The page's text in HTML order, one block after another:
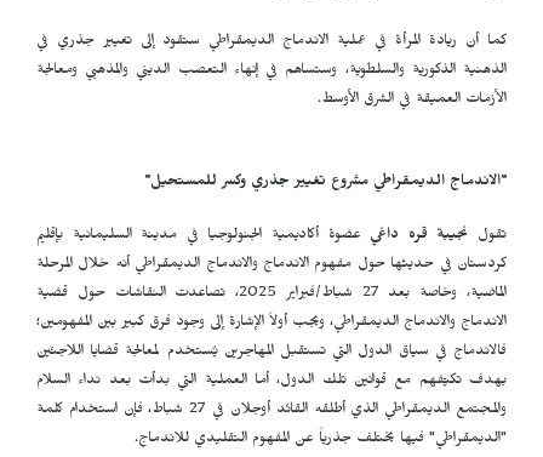
كما أن ريادة المرأة في عملية الاندماج الديمقراطي ستقود إلى تغيير جذري في
الذهنية الذكورية والسلطوية، وستساهم في إنهاء التعصب الديني والمذهبي ومعالجة
الأزمات العميقة في الشرق الأوسط.
"الاندماج الديمقراطي مشروع تغيير جذري وكسر للمستحيل"
تقول نجيبة قره داغي عضوة أكاديمية الجنولوجيا في مدينة السليمانية بإقليم
كردستان في حديثها حول مفهوم الاندماج والاندماج الديمقراطي أنه خلال المرحلة
الماضية، وخاصة بعد 27 شباط/فبراير 2025، تصاعدت النقاشات حول قضية
الاندماج والاندماج الديمقراطي، ويجب أولاً الإشارة إلى وجود فرق كبير بين المفهومين؛
فالاندماج في سياق الدول التي تستقبل المهاجرين يُستخدم لمعالجة قضايا اللاجئين
بهدف تكيّفهم مع قوانين تلك الدول، أما العملية التي بدأت بعد نداء السلام
والمجتمع الديمقراطي الذي أطلقه القائد أوجلان في 27 شباط، فإن استخدام كلمة
"الديمقراطي" فيها يختلف جذرياً عن المفهوم التقليدي للاندماج.